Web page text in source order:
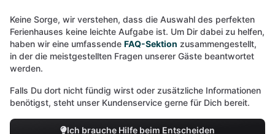
Keine Sorge, wir verstehen, dass die Auswahl des perfekten
Ferienhauses keine leichte Aufgabe ist. Um Dir dabei zu helfen,
haben wir eine umfassende FAQ-Sektion zusammengestellt,
in der die meistgestellten Fragen unserer Gäste beantwortet
werden.
Falls Du dort nicht fündig wirst oder zusätzliche Informationen
benötigst, steht unser Kundenservice gerne für Dich bereit.
Ich brauche Hilfe beim Entscheiden